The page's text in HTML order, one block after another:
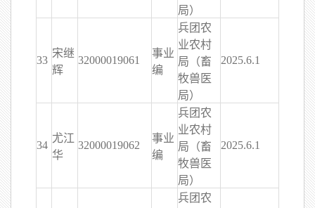
局）
33
宋继
辉
32000019061
事业
编
兵团农
业农村
局（畜
牧兽医
局）
2025.6.1
34
尤江
华
32000019062
事业
编
兵团农
业农村
局（畜
牧兽医
局）
2025.6.1
兵团农